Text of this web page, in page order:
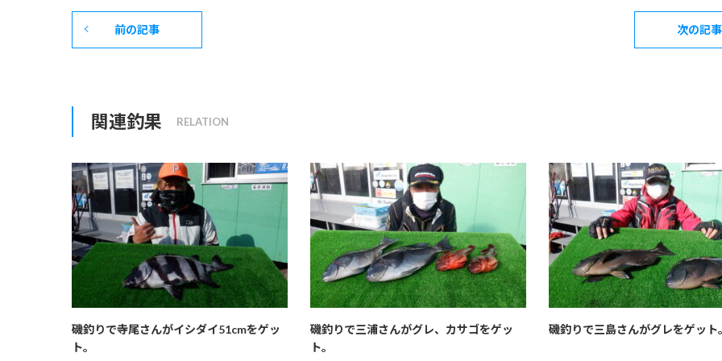
前の記事 次の記事
関連釣果
磯釣りで寺尾さんがイシダイ51cmをゲッ
ト。
磯釣りで三浦さんがグレ、カサゴをゲッ
ト。
磯釣りで三島さんがグレをゲット